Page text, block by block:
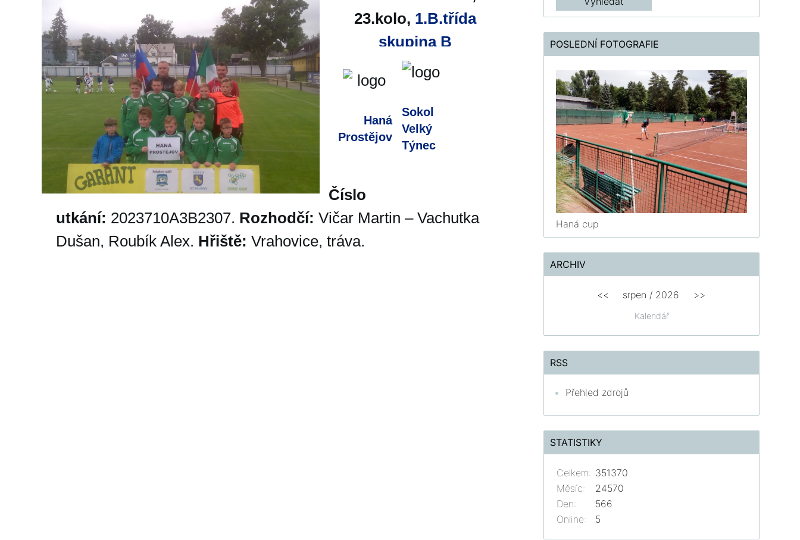
23.kolo, 1.B.třída
skupina B
Haná
Prostějov
Sokol
Velký
Týnec
Číslo
utkání: 2023710A3B2307. Rozhodčí: Vičar Martin – Vachutka
Dušan, Roubík Alex. Hřiště: Vrahovice, tráva.
POSLEDNÍ FOTOGRAFIE
Haná cup
ARCHIV
Kalendář
<< srpen / 2026 >>
RSS
Přehled zdrojů
STATISTIKY
Online: 5
Celkem: 351370
Měsíc:
24570
Den:
566